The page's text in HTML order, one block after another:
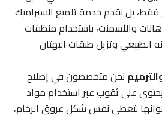
بل نقدم خدمة تلميع السيراميك
والأسمنت، باستخدام منظفات
وتزيل طبقات البهتان
نحن متخصصون في إصلاح
على ثقوب عبر استخدام مواد
لتعطي نفس شكل عروق الرخام،